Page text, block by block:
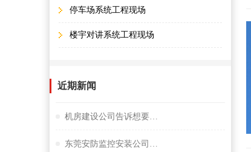
停车场系统工程现场
楼宇对讲系统工程现场
近期新闻
机房建设公司告诉想要监控夜视效果好选择很重要
东莞安防监控安装公司谈小间距LED显示屏